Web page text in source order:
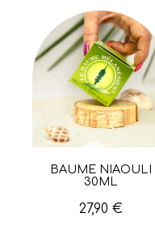
Aperçu rapide
BAUME NIAOULI
30ML
27,90 €